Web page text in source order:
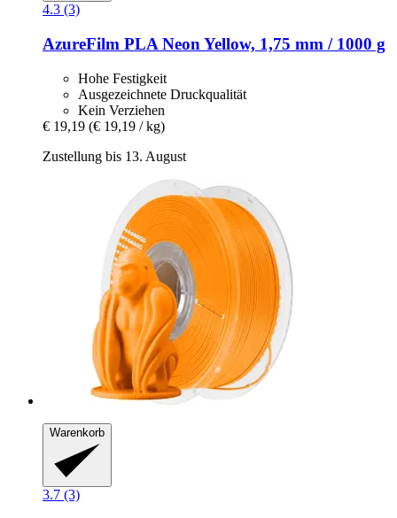
4.3 (3)
AzureFilm PLA Neon Yellow, 1,75 mm / 1000 g
Hohe Festigkeit
Ausgezeichnete Druckqualität
Kein Verziehen
€ 19,19 (€ 19,19 / kg)
Zustellung bis 13. August
Warenkorb
3.7 (3)